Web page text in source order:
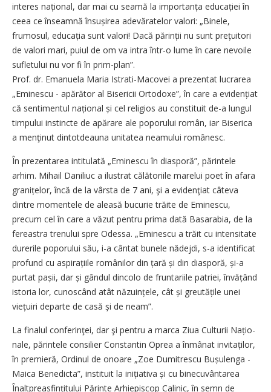
interes național, dar mai cu seamă la importanța educației în
ceea ce înseamnă însușirea adevăratelor valori: „Binele,
frumosul, educația sunt valori! Dacă părinții nu sunt prețuitori
de valori mari, puiul de om va intra într-o lume în care nevoile
sufletului nu vor fi în prim-plan”.
Prof. dr. Emanuela Maria Istrati-Macovei a prezentat lucrarea
„Eminescu - apărător al Bisericii Ortodoxe”, în care a evidențiat
că sentimentul național și cel religios au constituit de-a lungul
timpului instincte de apărare ale poporului român, iar Biserica
a menţinut dintotdeauna unitatea neamului românesc.
În prezentarea intitulată „Eminescu în diasporă”, părintele
arhim. Mihail Daniliuc a ilustrat călătoriile marelui poet în afara
granițelor, încă de la vârsta de 7 ani, şi a evidenţiat câteva
dintre momentele de aleasă bucurie trăite de Eminescu,
precum cel în care a văzut pentru prima dată Basarabia, de la
fereastra trenului spre Odessa. „Eminescu a trăit cu intensitate
durerile poporului său, i-a cântat bunele nădejdi, s-a identificat
profund cu aspirațiile românilor din țară și din diasporă, și-a
purtat pașii, dar și gândul dincolo de fruntariile patriei, învățând
istoria lor, cunoscând atât năzuințele, cât și greutățile unei
viețuiri departe de casă și de neam”.
La finalul conferinţei, dar şi pentru a marca Ziua Culturii Națio­
nale, părintele consilier Constantin Oprea a înmânat invitaților,
în premieră, Ordinul de onoare „Zoe ­Dumitrescu Bușulenga -
Maica Benedicta”, instituit la inițiativa și cu binecuvântarea
Înaltprea­sfinți­tului Părinte Arhiepiscop Calinic, în semn de